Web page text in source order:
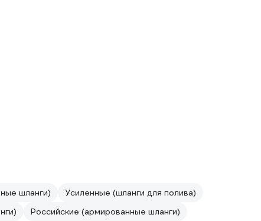
шланги)
Усиленные (шланги для полива)
Российские (армированные шланги)